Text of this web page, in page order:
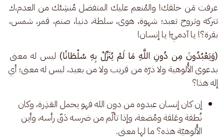
عرفت مَن خلقك! والمُنعم عليك المتفضل مُنشِئك من العدم،ك
تتركه وتروح تعبد؛ شهوة، هوى، سلطة، دنيا، صنم، قمر، شمس،
بقرة؟! يا آدميّ! يا إنسان!
(وَيَعْبُدُونَ مِن دُونِ اللَّهِ مَا لَمْ يُنَزِّلْ بِهِ سُلْطَانًا) ليس له معنى
بدعوى الأُلوهية ولا ذرّة من قريب ولا من بعيد، ليس له معنى؛ أي
إله هذا؟
إن كان إنسان عبدوه من دون الله فهو يحمل العَذِرة، وكان
نُطفة وعَلقة ومُضغة، وإذا تألّم من ضرسه دَقّ رأسه، وأين
الأُلوهيّة هذه؟ ما لها معنى.